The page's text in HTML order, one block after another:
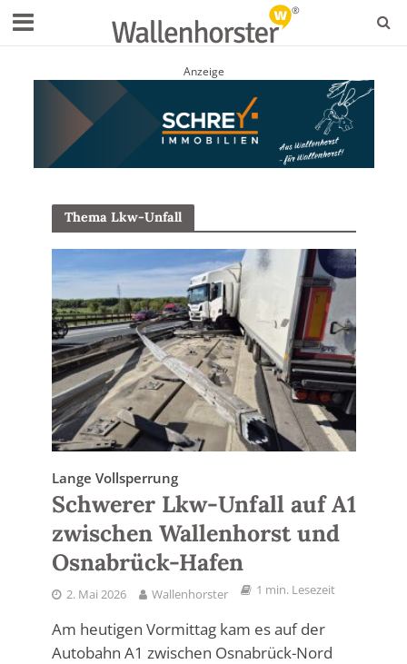
Anzeige
Thema Lkw-Unfall
Lange Vollsperrung
Schwerer Lkw-Unfall auf A1
zwischen Wallenhorst und
Osnabrück-Hafen
2. Mai 2026 Wallenhorster 1 min. Lesezeit
Am heutigen Vormittag kam es auf der
Autobahn A1 zwischen Osnabrück-Nord